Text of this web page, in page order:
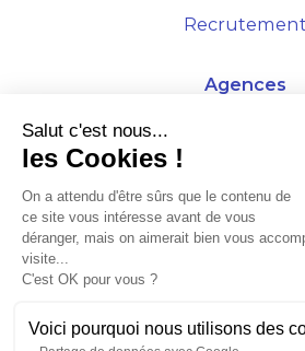
Recrutement
Agences
4 Rue de la Bourse -
10 rue d'Austerlitz -
À L'HORIZON 2025
Salut c'est nous...
les Cookies !
On a attendu d'être sûrs que le contenu de
ce site vous intéresse avant de vous
déranger, mais on aimerait bien vous
visite...
C'est OK pour vous ?
Voici pourquoi nous utilisons des